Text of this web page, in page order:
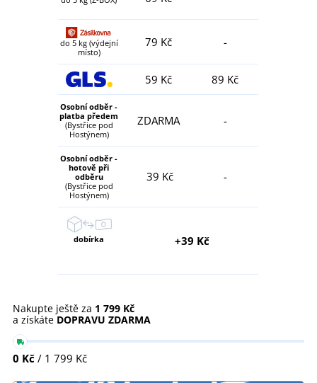
do 5 kg (výdejní
místo)
79 Kč -
59 Kč 89 Kč
Osobní odběr -
platba předem
(Bystřice pod
Hostýnem)
ZDARMA -
Osobní odběr -
hotově při
odběru
(Bystřice pod
Hostýnem)
39 Kč -
dobírka +39 Kč
Nakupte ještě za 1 799 Kč
a získáte DOPRAVU ZDARMA
0 Kč / 1 799 Kč